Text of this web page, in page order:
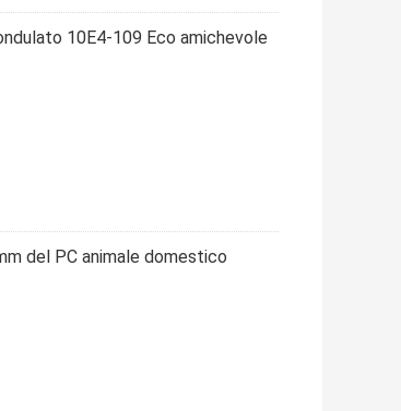
10E4-109 Eco amichevole
del PC animale domestico